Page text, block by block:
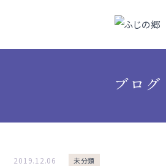
ブログ
2019.12.06 未分類